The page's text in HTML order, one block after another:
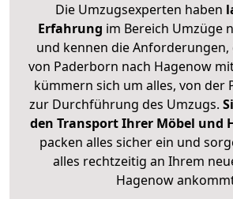
Die Umzugsexperten haben
Erfahrung im Bereich Umzüge
und kennen die Anforderungen,
von Paderborn nach Hagenow
kümmern sich um alles, von der
zur Durchführung des Umzugs.
den Transport Ihrer Möbel und
packen alles sicher ein und
alles rechtzeitig an Ihrem
Hagenow